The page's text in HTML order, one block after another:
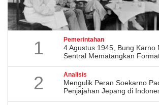
1 Pemerintahan
4 Agustus 1945, Bung Karno
Sentral Mematangkan
2 Analisis
Mengulik Peran Soekarno
Penjajahan Jepang di